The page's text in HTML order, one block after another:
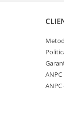
ANPC
ANPC